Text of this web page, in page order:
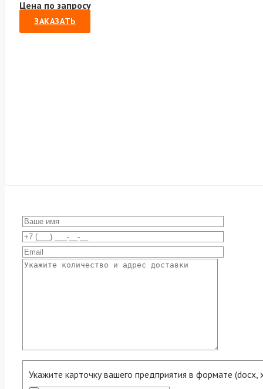
Цена по запросу
ЗАКАЗАТЬ
Укажите карточку вашего предприятия в формате (docx,